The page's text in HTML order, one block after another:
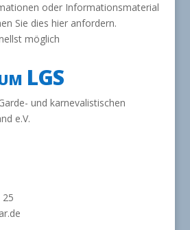
oder Informationsmaterial
Sie dies hier anfordern.
möglich
LGS
und karnevalistischen
e.V.
25